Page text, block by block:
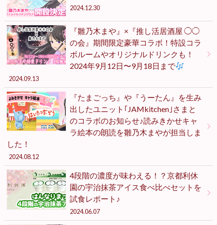
2024.12.30
『雛乃木まや』×『推し活居酒屋 ◯◯
の会』期間限定豪華コラボ！特設コラ
ボルームやオリジナルドリンクも！
2024年9月12日〜9月18日まで
2024.09.13
『たまごっち』や『うーたん』を生み
出したユニット｢JAMkitchen｣さまと
のコラボのお知らせ♪読みきかせキャ
ラ絵本の朗読を雛乃木まやが担当しま
した！
2024.08.12
4段階の濃度が味わえる！？京都利休
園の宇治抹茶アイス食べ比べセットを
試食レポート♪
2024.06.07